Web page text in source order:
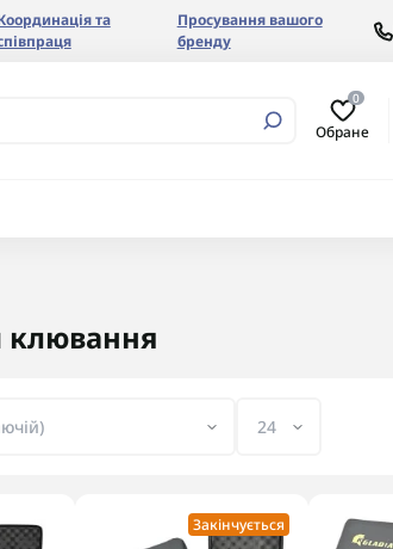
та
Просування вашого
бренду
0
Обране
клювання
Закінчується